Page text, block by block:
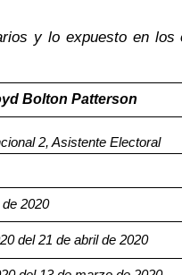
y lo expuesto en
Bolton Patterson
2, Asistente Electoral
2020
del 21 de abril de 2020